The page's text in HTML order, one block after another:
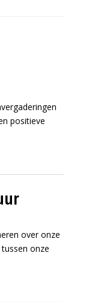
positieve
over onze
onze